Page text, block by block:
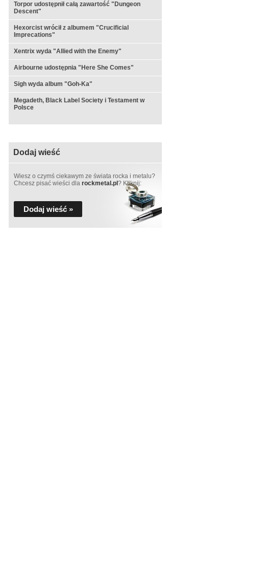
Torpor udostępnił całą zawartość "Dungeon
Descent"
Hexorcist wrócił z albumem "Crucificial
Imprecations"
Xentrix wyda "Allied with the Enemy"
Airbourne udostępnia "Here She Comes"
Sigh wyda album "Goh-Ka"
Megadeth, Black Label Society i Testament w
Polsce
Dodaj wieść
Wiesz o czymś ciekawym ze świata rocka i metalu?
Chcesz pisać wieści dla rockmetal.pl ? Kliknij:
Dodaj wieść »